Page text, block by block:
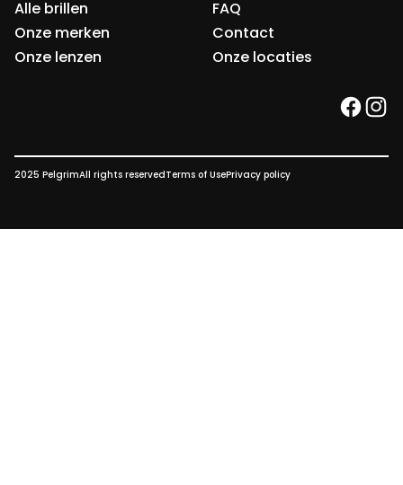
Alle brillen
Onze merken
Onze lenzen
FAQ
Contact
Onze locaties
2025 PelgrimAll rights reservedTerms of UsePrivacy policy